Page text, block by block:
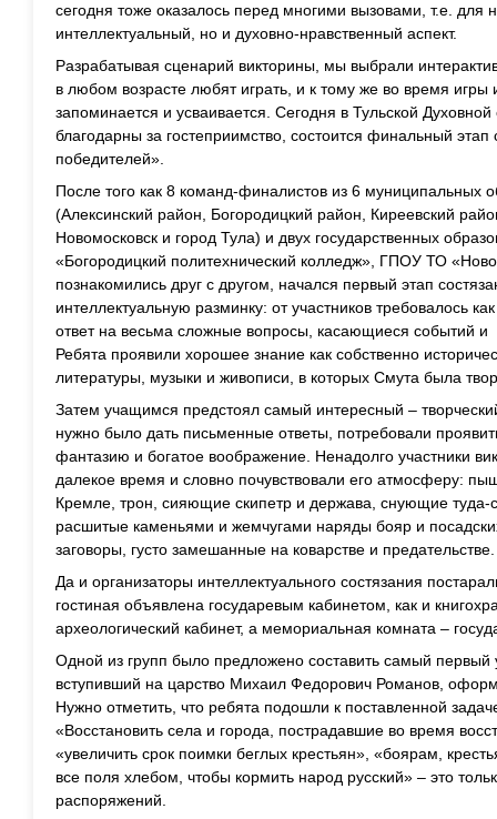
сегодня тоже оказалось перед многими вызовами, т.е. для
интеллектуальный, но и духовно-нравственный аспект.
Разрабатывая сценарий викторины, мы выбрали
в любом возрасте любят играть, и к тому же во время игры
запоминается и усваивается. Сегодня в Тульской
благодарны за гостеприимство, состоится финальный этап
победителей».
После того как 8 команд-финалистов из 6 муниципальных
(Алексинский район, Богородицкий район, Киреевский
Новомосковск и город Тула) и двух государственных
«Богородицкий политехнический колледж», ГПОУ ТО
познакомились друг с другом, начался первый этап
интеллектуальную разминку: от участников требовалось
ответ на весьма сложные вопросы, касающиеся событий
Ребята проявили хорошее знание как собственно
литературы, музыки и живописи, в которых Смута была
Затем учащимся предстоял самый интересный –
нужно было дать письменные ответы, потребовали
фантазию и богатое воображение. Ненадолго участники
далекое время и словно почувствовали его атмосферу:
Кремле, трон, сияющие скипетр и держава, снующие
расшитые каменьями и жемчугами наряды бояр и
заговоры, густо замешанные на коварстве и предательстве.
Да и организаторы интеллектуального состязания
гостиная объявлена государевым кабинетом, как и
археологический кабинет, а мемориальная комната –
Одной из групп было предложено составить самый первый
вступивший на царство Михаил Федорович Романов,
Нужно отметить, что ребята подошли к поставленной
«Восстановить села и города, пострадавшие во время
«увеличить срок поимки беглых крестьян», «боярам,
все поля хлебом, чтобы кормить народ русский» – это
распоряжений.